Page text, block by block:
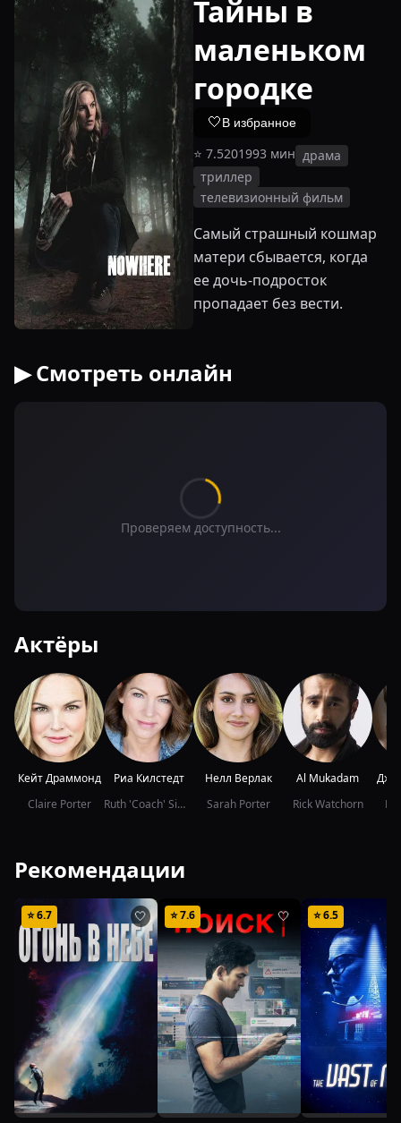
Тайны в
маленьком
городке
🤍В избранное
⭐ 7.5201993 мин драма
триллер
телевизионный фильм
Самый страшный кошмар
матери сбывается, когда
ее дочь-подросток
пропадает без вести.
▶ Смотреть онлайн
Проверяем доступность...
Актёры
Кейт Драммонд
Claire Porter
Риа Килстедт
Ruth 'Coach' Simmons
Нелл Верлак
Sarah Porter
Al Mukadam
Rick Watchorn
Рекомендации
⭐6.7 🤍 ⭐7.6 🤍 ⭐6.5